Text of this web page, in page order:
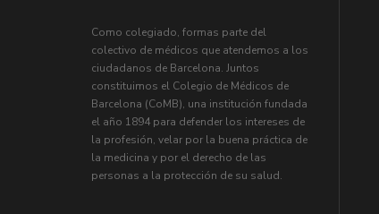
Como colegiado, formas parte del
colectivo de médicos que atendemos a los
ciudadanos de Barcelona. Juntos
constituimos el Colegio de Médicos de
Barcelona (CoMB), una institución fundada
el año 1894 para defender los intereses de
la profesión, velar por la buena práctica de
la medicina y por el derecho de las
personas a la protección de su salud.